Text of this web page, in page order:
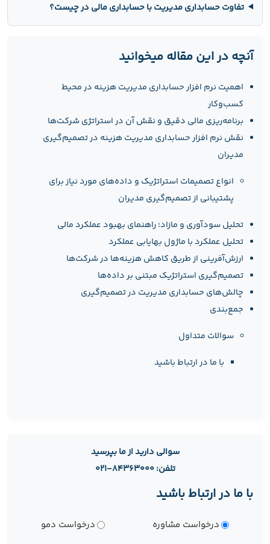
تفاوت حسابداری مدیریت با حسابداری مالی در چیست؟
آنچه در این مقاله میخوانید
اهمیت نرم افزار حسابداری مدیریت هزینه در محیط
کسب‌وکار
برنامه‌ریزی مالی دقیق و نقش آن در استراتژی شرکت‌ها
نقش نرم افزار حسابداری مدیریت هزینه در تصمیم‌گیری
مدیران
انواع تصمیمات استراتژیک و داده‌های مورد نیاز برای
پشتیبانی از تصمیم‌گیری مدیران
تحلیل سودآوری و مازاد؛ راهنمای بهبود عملکرد مالی
تحلیل عملکرد با ماژول بهایابی عملکرد
ارزش‌آفرینی از طریق کاهش هزینه‌ها در شرکت‌ها
تصمیم‌گیری استراتژیک مبتنی بر داده‌ها
چالش‌های حسابداری مدیریت در تصمیم‌گیری
جمع‌بندی
سوالات متداول
با ما در ارتباط باشید
سوالی دارید از ما بپرسید
تلفن: ۸۴۳۶۳۰۰۰-۰۲۱
با ما در ارتباط باشید
درخواست مشاوره درخواست دمو